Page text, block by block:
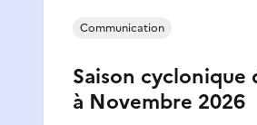
Saison cyclonique
à Novembre 2026
Communication